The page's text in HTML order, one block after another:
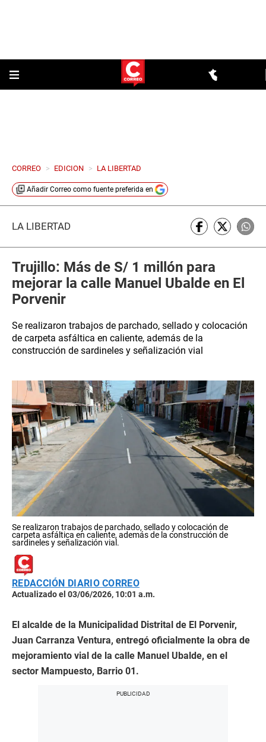
CORREO > EDICION > LA LIBERTAD
Añadir Correo como fuente preferida en
LA LIBERTAD
Trujillo: Más de S/ 1 millón para
mejorar la calle Manuel Ubalde en El
Porvenir
Se realizaron trabajos de parchado, sellado y colocación
de carpeta asfáltica en caliente, además de la
construcción de sardineles y señalización vial
Se realizaron trabajos de parchado, sellado y colocación de
carpeta asfáltica en caliente, además de la construcción de
sardineles y señalización vial.
REDACCIÓN DIARIO CORREO
Actualizado el 03/06/2026, 10:01 a.m.
El alcalde de la Municipalidad Distrital de El Porvenir,
Juan Carranza Ventura, entregó oficialmente la obra de
mejoramiento vial de la calle Manuel Ubalde, en el
sector Mampuesto, Barrio 01.